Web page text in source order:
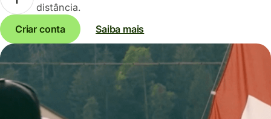
distância.
Criar conta
Saiba mais